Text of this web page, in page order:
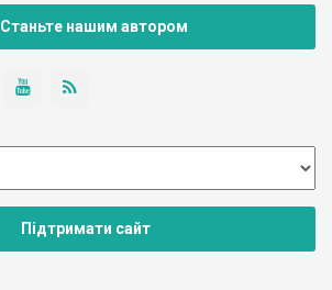
Станьте нашим автором
Підтримати сайт